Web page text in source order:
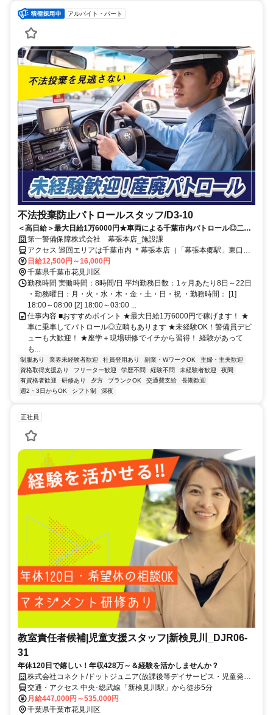
アルバイト・パート
不法投棄防止パトロールスタッフ/D3-10
＜高日給＞最大日給1万6000円★車両による千葉市内パトロール◎二人
一組で車を運転して、不法投棄防止のパトロールを行います★未経験
OK！週2日からシフト相談可！
第一警備保障株式会社 幕張本店_施設課
アクセス 巡回エリアは千葉市内 ＊幕張本店（「幕張本郷駅」東口よ
り徒歩3分程度）
日給12,500円～16,000円
千葉県千葉市花見川区
勤務時間 実働時間：8時間/日 平均勤務日数：1ヶ月あたり8日～22日
・勤務曜日：月・火・水・木・金・土・日・祝 ・勤務時間： [1]
18:00～08:00 [2] 18:00～03:00 ...
仕事内容 ■おすすめポイント ★最大日給1万6000円で稼げます！ ★
車に乗車してパトロール◎立哨もあります ★未経験OK！警備員デビ
ューも大歓迎！ ★座学＋現場研修でイチから習得！ 経験があって
も...
制服あり 業界未経験者歓迎 社員登用あり 副業・WワークOK
主婦・主夫歓迎
資格取得支援あり
フリーター歓迎 学歴不問 経験不問 未経験者歓迎
夜間
有資格者歓迎
研修あり 夕方 ブランクOK 交通費支給
長期歓迎
週2・3日からOK
シフト制 深夜
正社員
教室責任者候補|児童支援スタッフ|新検見川_DJR06-
31
年休120日で嬉しい！年収428万～＆経験を活かしませんか？
株式会社コネクト/ドットジュニア(放課後等デイサービス・児童発達
支援) 新検見川教室
交通・アクセス 中央･総武線「新検見川駅」から徒歩5分
月給447,000円～535,000円
千葉県千葉市花見川区